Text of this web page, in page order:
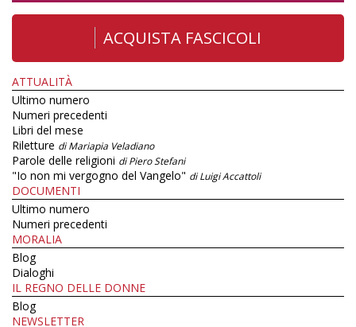
ACQUISTA FASCICOLI
ATTUALITÀ
Ultimo numero
Numeri precedenti
Libri del mese
Riletture di Mariapia Veladiano
Parole delle religioni di Piero Stefani
"Io non mi vergogno del Vangelo" di Luigi Accattoli
DOCUMENTI
Ultimo numero
Numeri precedenti
MORALIA
Blog
Dialoghi
IL REGNO DELLE DONNE
Blog
NEWSLETTER